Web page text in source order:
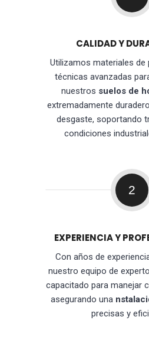
CALIDAD Y
Utilizamos materiales de
técnicas avanzadas
nuestros suelos de
extremadamente
desgaste, soportando
condiciones
2
EXPERIENCIA Y
Con años de
nuestro equipo de
capacitado para manejar
asegurando una
precisas y